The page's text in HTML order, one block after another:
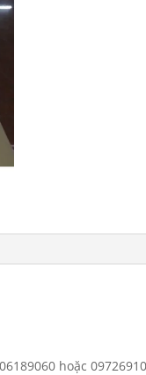
hoặc